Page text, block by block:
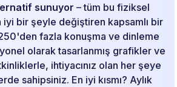
sunuyor – tüm bu fiziksel
bir şeyle değiştiren kapsamlı bir
fazla konuşma ve dinleme
olarak tasarlanmış grafikler ve
ihtiyacınız olan her şeye
sahipsiniz. En iyi kısmı? Aylık